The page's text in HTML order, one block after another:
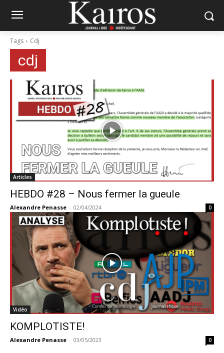
Tags Cdj
cdj
Articles
HEBDO #28 – Nous fermer la gueule
Alexandre Penasse - 02/04/2024 0
Vidéo
KOMPLOTISTE!
Alexandre Penasse - 03/05/2023 0